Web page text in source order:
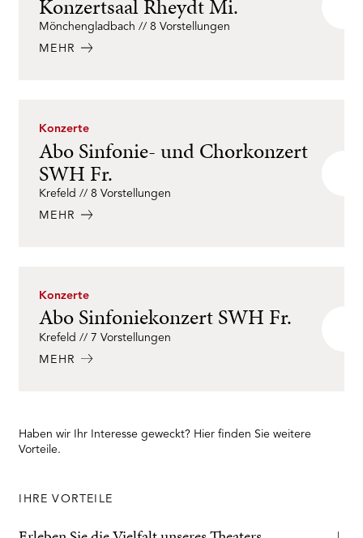
Konzertsaal Rheydt Mi.
Mönchengladbach // 8 Vorstellungen
MEHR
Konzerte
Abo Sinfonie- und Chorkonzert
SWH Fr.
Krefeld // 8 Vorstellungen
MEHR
Konzerte
Abo Sinfoniekonzert SWH Fr.
Krefeld // 7 Vorstellungen
MEHR
Haben wir Ihr Interesse geweckt? Hier finden Sie weitere
Vorteile.
IHRE VORTEILE